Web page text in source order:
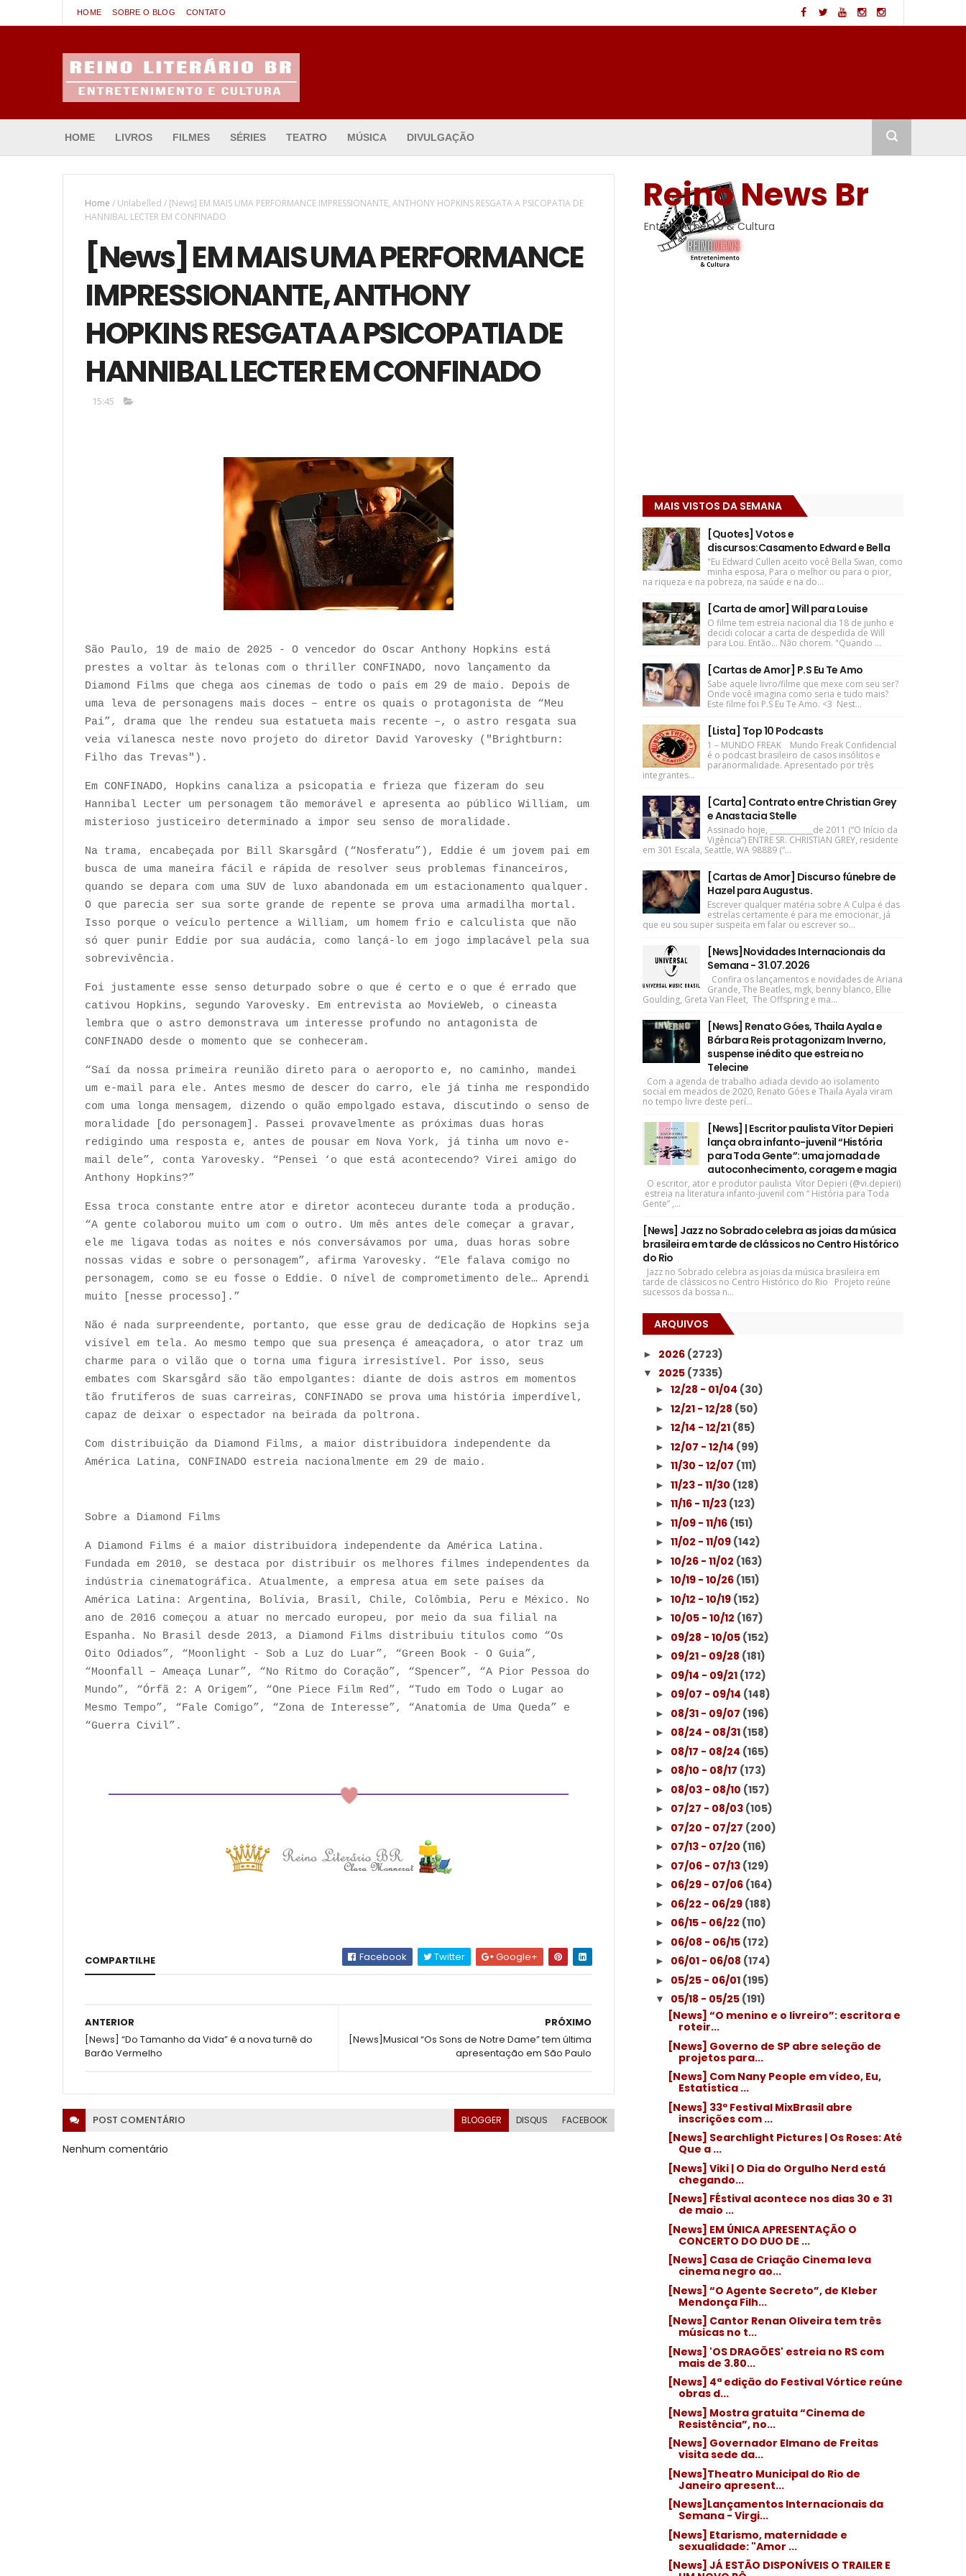
HOME SOBRE O BLOG CONTATO
HOME LIVROS FILMES SÉRIES TEATRO MÚSICA DIVULGAÇÃO
Home / Unlabelled / [News] EM MAIS UMA PERFORMANCE IMPRESSIONANTE, ANTHONY HOPKINS RESGATA A PSICOPATIA DE
HANNIBAL LECTER EM CONFINADO
[News] EM MAIS UMA PERFORMANCE
IMPRESSIONANTE, ANTHONY
HOPKINS RESGATA A PSICOPATIA DE
HANNIBAL LECTER EM CONFINADO
15:45
São Paulo, 19 de maio de 2025 - O vencedor do Oscar Anthony Hopkins está
prestes a voltar às telonas com o thriller CONFINADO, novo lançamento da
Diamond Films que chega aos cinemas de todo o país em 29 de maio. Depois de
uma leva de personagens mais doces – entre os quais o protagonista de “Meu
Pai”, drama que lhe rendeu sua estatueta mais recente –, o astro resgata sua
veia vilanesca neste novo projeto do diretor David Yarovesky ("Brightburn:
Filho das Trevas").
Em CONFINADO, Hopkins canaliza a psicopatia e frieza que fizeram do seu
Hannibal Lecter um personagem tão memorável e apresenta ao público William, um
misterioso justiceiro determinado a impor seu senso de moralidade.
Na trama, encabeçada por Bill Skarsgård (“Nosferatu”), Eddie é um jovem pai em
busca de uma maneira fácil e rápida de resolver seus problemas financeiros,
quando se depara com uma SUV de luxo abandonada em um estacionamento qualquer.
O que parecia ser sua sorte grande de repente se prova uma armadilha mortal.
Isso porque o veículo pertence a William, um homem frio e calculista que não
só quer punir Eddie por sua audácia, como lançá-lo em jogo implacável pela sua
sobrevivência.
Foi justamente esse senso deturpado sobre o que é certo e o que é errado que
cativou Hopkins, segundo Yarovesky. Em entrevista ao MovieWeb, o cineasta
lembra que o astro demonstrava um interesse profundo no antagonista de
CONFINADO desde o momento que se conheceram.
“Saí da nossa primeira reunião direto para o aeroporto e, no caminho, mandei
um e-mail para ele. Antes mesmo de descer do carro, ele já tinha me respondido
com uma longa mensagem, dizendo o quão empolgado estava, discutindo o senso de
moralidade [do personagem]. Passei provavelmente as próximas duas horas
redigindo uma resposta e, antes de pousar em Nova York, já tinha um novo e-
mail dele”, conta Yarovesky. “Pensei ‘o que está acontecendo? Virei amigo do
Anthony Hopkins?”
Essa troca constante entre ator e diretor aconteceu durante toda a produção.
“A gente colaborou muito um com o outro. Um mês antes dele começar a gravar,
ele me ligava todas as noites e nós conversávamos por uma, duas horas sobre
nossas vidas e sobre o personagem”, afirma Yarovesky. “Ele falava comigo no
personagem, como se eu fosse o Eddie. O nível de comprometimento dele… Aprendi
muito [nesse processo].”
Não é nada surpreendente, portanto, que esse grau de dedicação de Hopkins seja
visível em tela. Ao mesmo tempo que sua presença é ameaçadora, o ator traz um
charme para o vilão que o torna uma figura irresistível. Por isso, seus
embates com Skarsgård são tão empolgantes: diante de dois astros em momentos
tão frutíferos de suas carreiras, CONFINADO se prova uma história imperdível,
capaz de deixar o espectador na beirada da poltrona.
Com distribuição da Diamond Films, a maior distribuidora independente da
América Latina, CONFINADO estreia nacionalmente em 29 de maio.
Sobre a Diamond Films
A Diamond Films é a maior distribuidora independente da América Latina.
Fundada em 2010, se destaca por distribuir os melhores filmes independentes da
indústria cinematográfica. Atualmente, a empresa atua em sete países da
América Latina: Argentina, Bolívia, Brasil, Chile, Colômbia, Peru e México. No
ano de 2016 começou a atuar no mercado europeu, por meio da sua filial na
Espanha. No Brasil desde 2013, a Diamond Films distribuiu títulos como “Os
Oito Odiados”, “Moonlight - Sob a Luz do Luar”, “Green Book - O Guia”,
“Moonfall – Ameaça Lunar”, “No Ritmo do Coração”, “Spencer”, “A Pior Pessoa do
Mundo”, “Órfã 2: A Origem”, “One Piece Film Red”, “Tudo em Todo o Lugar ao
Mesmo Tempo”, “Fale Comigo”, “Zona de Interesse”, “Anatomia de Uma Queda” e
“Guerra Civil”.
COMPARTILHE Facebook Twitter Google+
PRÓXIMO
[News]Musical “Os Sons de Notre Dame” tem última
apresentação em São Paulo
ANTERIOR
[News] “Do Tamanho da Vida” é a nova turnê do
Barão Vermelho
POST COMENTÁRIO BLOGGER DISQUS FACEBOOK
Nenhum comentário
Reino News Br
Entretenimento & Cultura
MAIS VISTOS DA SEMANA
[Quotes] Votos e
discursos:Casamento Edward e Bella
"Eu Edward Cullen aceito você Bella Swan, como
minha esposa, Para o melhor ou para o pior,
na riqueza e na pobreza, na saúde e na do...
[Carta de amor] Will para Louise
O filme tem estreia nacional dia 18 de junho e
decidi colocar a carta de despedida de Will
para Lou. Então... Não chorem. "Quando ...
[Cartas de Amor] P.S Eu Te Amo
Sabe aquele livro/filme que mexe com seu ser?
Onde você imagina como seria e tudo mais?
Este filme foi P.S Eu Te Amo. <3 Nest...
[Lista] Top 10 Podcasts
1 – MUNDO FREAK Mundo Freak Confidencial
é o podcast brasileiro de casos insólitos e
paranormalidade. Apresentado por três
integrantes...
[Carta] Contrato entre Christian Grey
e Anastacia Stelle
Assinado hoje, ____________de 2011 (“O Início da
Vigência”) ENTRE SR. CHRISTIAN GREY, residente
em 301 Escala, Seattle, WA 98889 (“...
[Cartas de Amor] Discurso fúnebre de
Hazel para Augustus.
Escrever qualquer matéria sobre A Culpa é das
estrelas certamente é para me emocionar, já
que eu sou super suspeita em falar ou escrever so...
[News]Novidades Internacionais da
Semana - 31.07.2026
Confira os lançamentos e novidades de Ariana
Grande, The Beatles, mgk, benny blanco, Ellie
Goulding, Greta Van Fleet, The Offspring e ma...
[News] Renato Góes, Thaila Ayala e
Bárbara Reis protagonizam Inverno,
suspense inédito que estreia no
Telecine
Com a agenda de trabalho adiada devido ao isolamento
social em meados de 2020, Renato Góes e Thaila Ayala viram
no tempo livre deste perí...
[News] | Escritor paulista Vítor Depieri
lança obra infanto-juvenil “História
para Toda Gente”: uma jornada de
autoconhecimento, coragem e magia
O escritor, ator e produtor paulista Vítor Depieri (@vi.depieri)
estreia na literatura infanto-juvenil com “ História para Toda
Gente” ,...
[News] Jazz no Sobrado celebra as joias da música
brasileira em tarde de clássicos no Centro Histórico
do Rio
Jazz no Sobrado celebra as joias da música brasileira em
tarde de clássicos no Centro Histórico do Rio Projeto reúne
sucessos da bossa n...
ARQUIVOS
► 2026 (2723)
▼ 2025 (7335)
►12/28 - 01/04 (30)
►12/21 - 12/28 (50)
►12/14 - 12/21 (85)
►12/07 - 12/14 (99)
►11/30 - 12/07 (111)
►11/23 - 11/30 (128)
►11/16 - 11/23 (123)
►11/09 - 11/16 (151)
►11/02 - 11/09 (142)
►10/26 - 11/02 (163)
►10/19 - 10/26 (151)
►10/12 - 10/19 (152)
►10/05 - 10/12 (167)
► 09/28 - 10/05 (152)
► 09/21 - 09/28 (181)
► 09/14 - 09/21 (172)
► 09/07 - 09/14 (148)
► 08/31 - 09/07 (196)
► 08/24 - 08/31 (158)
► 08/17 - 08/24 (165)
► 08/10 - 08/17 (173)
► 08/03 - 08/10 (157)
► 07/27 - 08/03 (105)
► 07/20 - 07/27 (200)
► 07/13 - 07/20 (116)
► 07/06 - 07/13 (129)
► 06/29 - 07/06 (164)
► 06/22 - 06/29 (188)
► 06/15 - 06/22 (110)
► 06/08 - 06/15 (172)
► 06/01 - 06/08 (174)
► 05/25 - 06/01 (195)
▼ 05/18 - 05/25 (191)
[News] “O menino e o livreiro”: escritora e
roteir...
[News] Governo de SP abre seleção de
projetos para...
[News] Com Nany People em vídeo, Eu,
Estatística ...
[News] 33º Festival MixBrasil abre
inscrições com ...
[News] Searchlight Pictures | Os Roses: Até
Que a ...
[News] Viki | O Dia do Orgulho Nerd está
chegando...
[News] FÉstival acontece nos dias 30 e 31
de maio ...
[News] EM ÚNICA APRESENTAÇÃO O
CONCERTO DO DUO DE ...
[News] Casa de Criação Cinema leva
cinema negro ao...
[News] “O Agente Secreto”, de Kleber
Mendonça Filh...
[News] Cantor Renan Oliveira tem três
músicas no t...
[News] 'OS DRAGÕES' estreia no RS com
mais de 3.80...
[News] 4ª edição do Festival Vórtice reúne
obras d...
[News] Mostra gratuita “Cinema de
Resistência”, no...
[News] Governador Elmano de Freitas
visita sede da...
[News]Theatro Municipal do Rio de
Janeiro apresent...
[News]Lançamentos Internacionais da
Semana - Virgi...
[News] Etarismo, maternidade e
sexualidade: "Amor ...
[News] JÁ ESTÃO DISPONÍVEIS O TRAILER E